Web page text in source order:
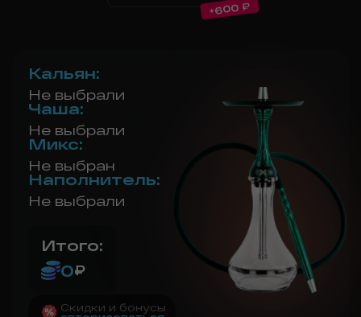
+600 ₽
Кальян:
Не выбрали
Чаша:
Не выбрали
Микс:
Не выбран
Наполнитель:
Не выбрали
Итого:
0₽
Скидки и бонусы